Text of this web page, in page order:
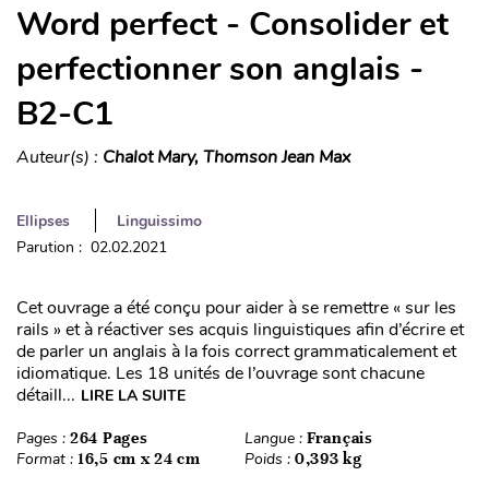
Word perfect - Consolider et
perfectionner son anglais -
B2-C1
Auteur(s) : Chalot Mary, Thomson Jean Max
Ellipses
Linguissimo
Parution : 02.02.2021
Cet ouvrage a été conçu pour aider à se remettre « sur les
rails » et à réactiver ses acquis linguistiques afin d’écrire et
de parler un anglais à la fois correct grammaticalement et
idiomatique. Les 18 unités de l’ouvrage sont chacune
détaill... LIRE LA SUITE
Pages : 264 Pages Langue : Français
Format : 16,5 cm x 24 cm Poids : 0,393 kg